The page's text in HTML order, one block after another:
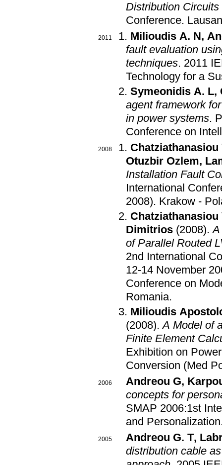
Distribution
Conference.
2011 Milioudis A. N,
fault evaluation
techniques. 2011
Technology for a
Symeonidis A. L,
agent framework
in power systems.
Conference on
2008
Chatziathanasiou
Otuzbir Ozlem,
Installation Fault
International
2008). Krakow -
Chatziathanasiou
Dimitrios (2008).A
of Parallel Routed
2nd International
12-14 November
Conference on
Romania.
Milioudis
(2008).A Model of
Finite Element
Exhibition on
Conversion (Med
2006 Andreou G,
concepts for
SMAP 2006:1st
and Personalization
2005 Andreou G. T,
distribution cable